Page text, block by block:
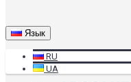
Язык
RU
UA